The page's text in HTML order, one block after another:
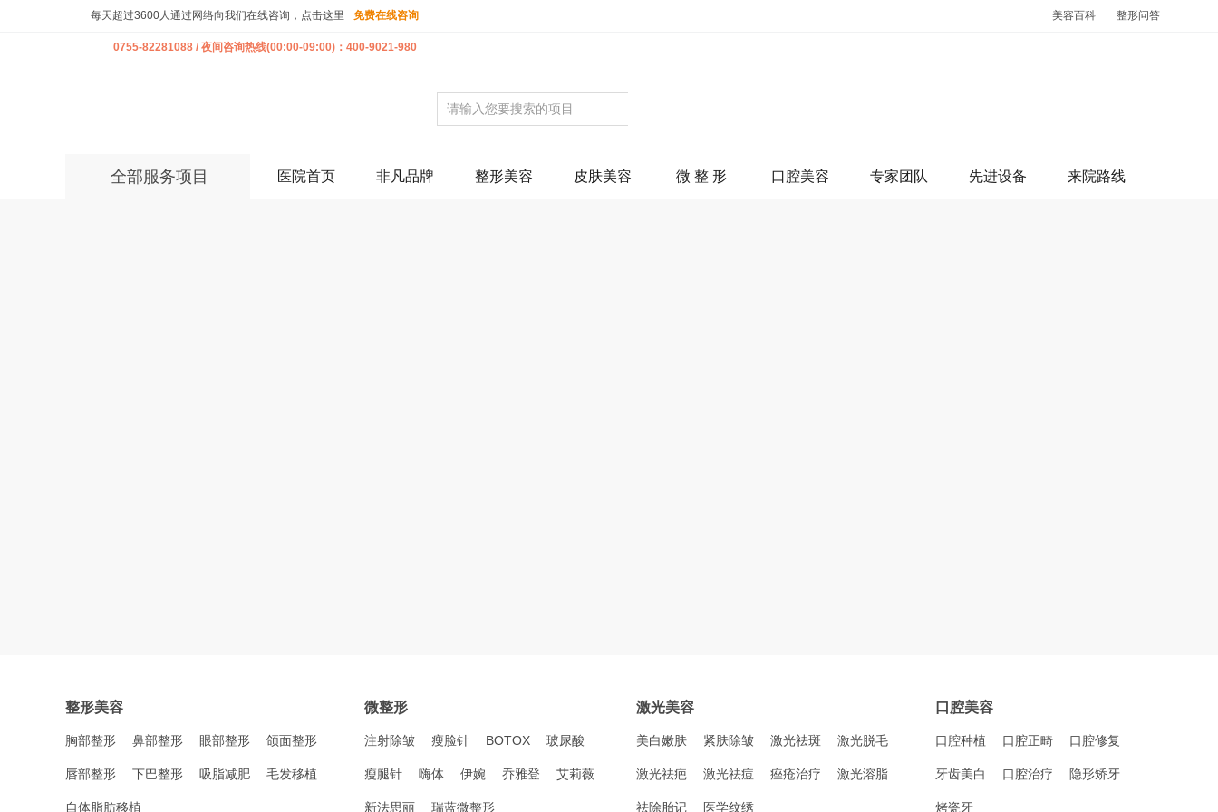
每天超过3600人通过网络向我们在线咨询，点击这里 免费在线咨询
0755-82281088 / 夜间咨询热线(00:00-09:00)：400-9021-980
美容百科 整形问答
全部服务项目 医院首页 非凡品牌 整形美容 皮肤美容 微 整 形 口腔美容 专家团队 先进设备 来院路线
整形美容
胸部整形 鼻部整形 眼部整形 颌面整形
唇部整形 下巴整形 吸脂减肥 毛发移植
自体脂肪移植
微整形
注射除皱 瘦脸针 BOTOX 玻尿酸
瘦腿针 嗨体 伊婉 乔雅登 艾莉薇
新法思丽 瑞蓝微整形
激光美容
美白嫩肤 紧肤除皱 激光祛斑 激光脱毛
激光祛疤 激光祛痘 痤疮治疗 激光溶脂
祛除胎记 医学纹绣
口腔美容
口腔种植 口腔正畸 口腔修复
牙齿美白 口腔治疗 隐形矫牙
烤瓷牙